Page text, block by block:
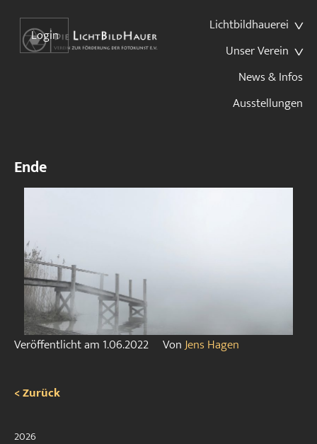
Lichtbildhauerei
Unser Verein
News & Infos
Ausstellungen
Login
Ende
Veröffentlicht am 1.06.2022 VonJens Hagen
< Zurück
2026